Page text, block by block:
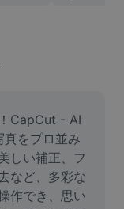
CapCut - AI
をプロ並み
しい補正、フ
など、多彩な
作でき、思い